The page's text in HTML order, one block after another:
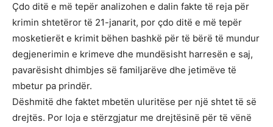
Çdo ditë e më tepër analizohen e dalin fakte të reja për
krimin shtetëror të 21-janarit, por çdo ditë e më tepër
mosketierët e krimit bëhen bashkë për të bërë të mundur
degjenerimin e krimeve dhe mundësisht harresën e saj,
pavarësisht dhimbjes së familjarëve dhe jetimëve të
mbetur pa prindër.
Dëshmitë dhe faktet mbetën uluritëse per një shtet të së
drejtës. Por loja e stërzgjatur me drejtësinë për të vënë